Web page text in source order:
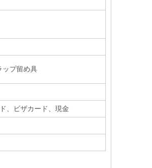
ップ留め具
、ビザカード、現金